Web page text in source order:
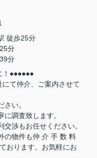
徒歩25分
分
分
！●●●●●●
て仲介、ご案内させて
い。
調査致します。
渉もお任せください。
の物件も仲 介 手 数 料
おります。お気軽にお